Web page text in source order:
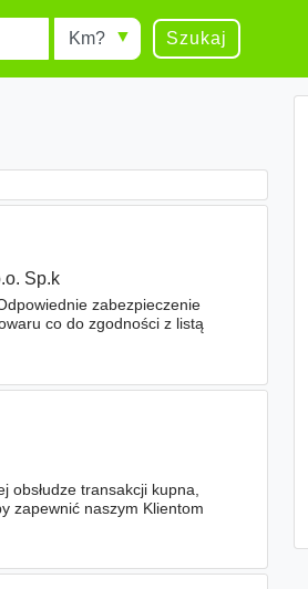
Radius Szukaj
Sp.k
zabezpieczenie
co do zgodności z listą
transakcji kupna,
zapewnić naszym Klientom